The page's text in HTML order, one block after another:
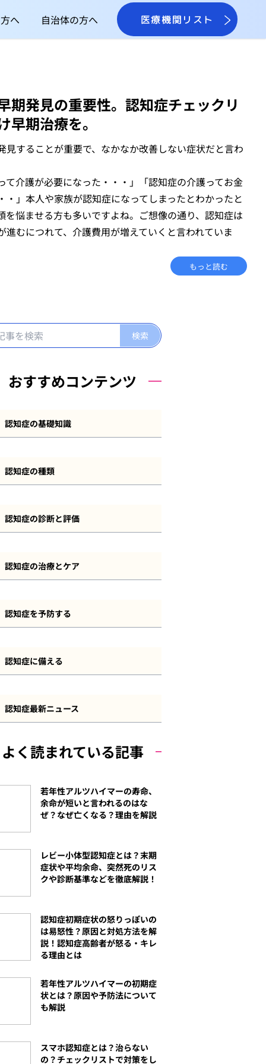
へ 自治体の方へ 医療機関リスト
期発見の重要性。認知症チェックリ
早期治療を。
見することが重要で、なかなか改善しない症状だと言わ
て介護が必要になった・・・」「認知症の介護ってお金
・」本人や家族が認知症になってしまったとわかったと
を悩ませる方も多いですよね。ご想像の通り、認知症は
進むにつれて、介護費用が増えていくと言われていま
もっと読む
おすすめコンテンツ
認知症の基礎知識
認知症の症状
認知症の原因
認知症の種類
レビー小体型認知症
前頭側頭型認知症
若年性認知症
認知症の診断と評価
長谷川式
MMSE
自己チェック
認知症の治療とケア
認知症のケアと介護
認知症の法制度・サービス
認知症を予防する
運動
食事
認知症に備える
認知症と保険
認知症と費用
認知症最新ニュース
よく読まれている記事
若年性アルツハイマーの寿命、
余命が短いと言われるのはな
ぜ？なぜ亡くなる？理由を解説
レビー小体型認知症とは？末期
症状や平均余命、突然死のリス
クや診断基準などを徹底解説！
認知症初期症状の怒りっぽいの
は易怒性？原因と対処方法を解
説！認知症高齢者が怒る・キレ
る理由とは
若年性アルツハイマーの初期症
状とは？原因や予防法について
も解説
スマホ認知症とは？治らない
の？チェックリストで対策をし